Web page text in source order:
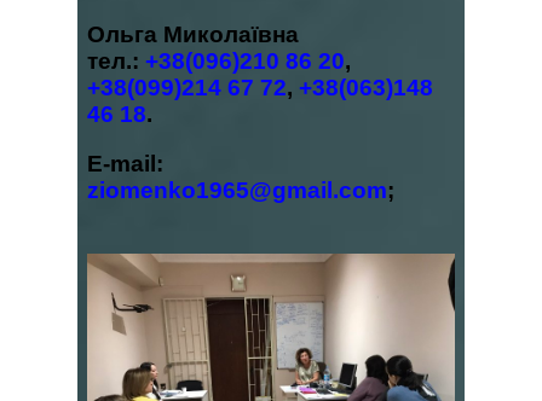
Ольга Миколаївна
тел.: +38(096)210 86 20,
+38(099)214 67 72, +38(063)148
46 18.
E-mail:
ziomenko1965@gmail.com;